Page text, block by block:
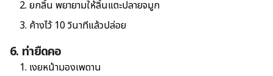
ยกลิ้น พยายามให้ลิ้นแตะปลายจมูก
ค้างไว้ 10 วินาทีแล้วปล่อย
6. ท่ายืดคอ
เงยหน้ามองเพดาน